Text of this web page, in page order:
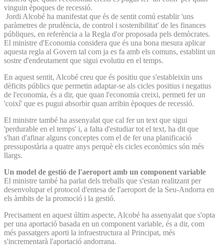
vinguin èpoques de recessió.
Jordi Alcobé ha manifestat que és de sentit comú establir 'uns
paràmetres de prudència, de control i sostenibilitat' de les finances
públiques, en referència a la Regla d'or proposada pels demòcrates.
El ministre d'Economia considera que és una bona mesura aplicar
aquesta regla al Govern tal com ja es fa amb els comuns, establint un
sostre d'endeutament que sigui evolutiu en el temps.
En aquest sentit, Alcobé creu que és positiu que s'estableixin uns
dèficits públics que permetin adaptar-se als cicles positius i negatius
de l'economia, és a dir, que quan l'economia creixi, permeti fer un
'coixí' que es pugui absorbir quan arribin èpoques de recessió.
El ministre també ha assenyalat que cal fer un text que sigui
'perdurable en el temps' i, a falta d'estudiar tot el text, ha dit que
s'han d'afinar alguns conceptes com el de fer una planificació
pressupostària a quatre anys perquè els cicles econòmics són més
llargs.
Un model de gestió de l'aeroport amb un component variable
El ministre també ha parlat dels treballs que s'estan realitzant per
desenvolupar el protocol d'entesa de l'aeroport de la Seu-Andorra en
els àmbits de la promoció i la gestió.
Precisament en aquest últim aspecte, Alcobé ha assenyalat que s'opta
per una aportació basada en un component variable, és a dir, com
més passatgers aporti la infraestructura al Principat, més
s'incrementarà l'aportació andorrana.